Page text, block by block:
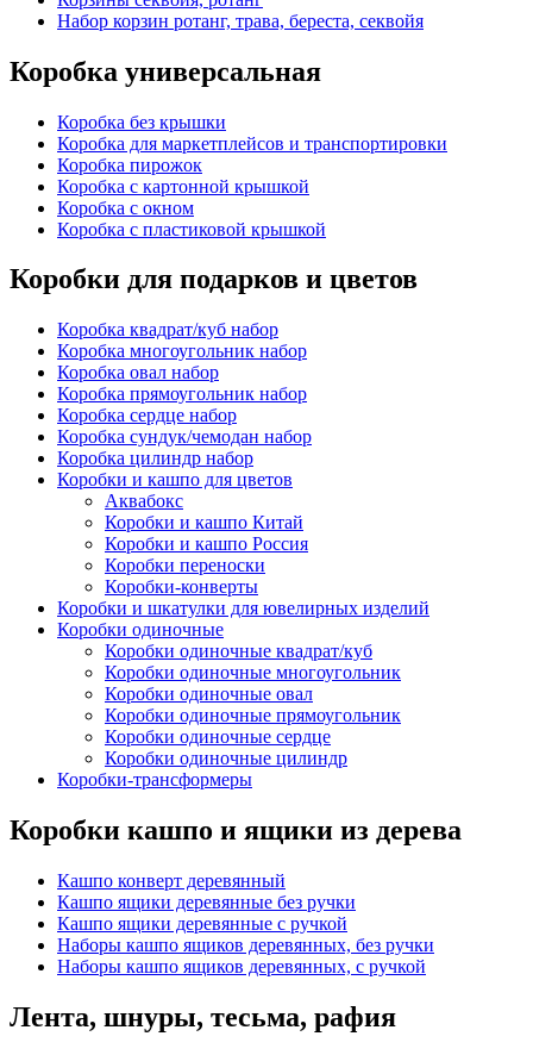
Набор корзин ротанг, трава, береста, секвойя
Коробка универсальная
Коробка без крышки
Коробка для маркетплейсов и транспортировки
Коробка пирожок
Коробка с картонной крышкой
Коробка с окном
Коробка с пластиковой крышкой
Коробки для подарков и цветов
Коробка квадрат/куб набор
Коробка многоугольник набор
Коробка овал набор
Коробка прямоугольник набор
Коробка сердце набор
Коробка сундук/чемодан набор
Коробка цилиндр набор
Коробки и кашпо для цветов
Аквабокс
Коробки и кашпо Китай
Коробки и кашпо Россия
Коробки переноски
Коробки-конверты
Коробки и шкатулки для ювелирных изделий
Коробки одиночные
Коробки одиночные квадрат/куб
Коробки одиночные многоугольник
Коробки одиночные овал
Коробки одиночные прямоугольник
Коробки одиночные сердце
Коробки одиночные цилиндр
Коробки-трансформеры
Коробки кашпо и ящики из дерева
Кашпо конверт деревянный
Кашпо ящики деревянные без ручки
Кашпо ящики деревянные с ручкой
Наборы кашпо ящиков деревянных, без ручки
Наборы кашпо ящиков деревянных, с ручкой
Лента, шнуры, тесьма, рафия